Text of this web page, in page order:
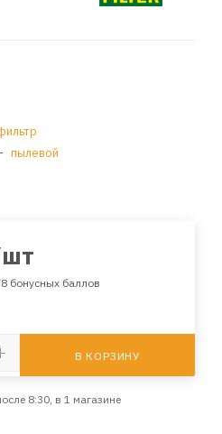
пылевой
бонусных баллов
В КОРЗИНУ
8:30, в 1 магазине